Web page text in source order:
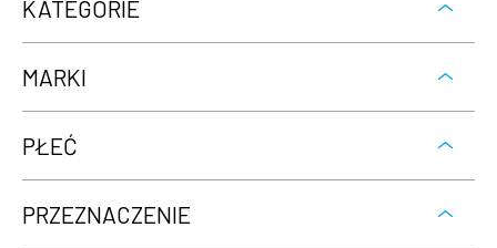
KATEGORIE
MARKI
PŁEĆ
PRZEZNACZENIE